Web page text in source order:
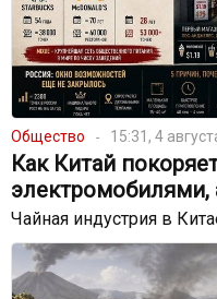
Общество 15:31, 4
Как Китай
электромобилями,
Чайная индустрия в